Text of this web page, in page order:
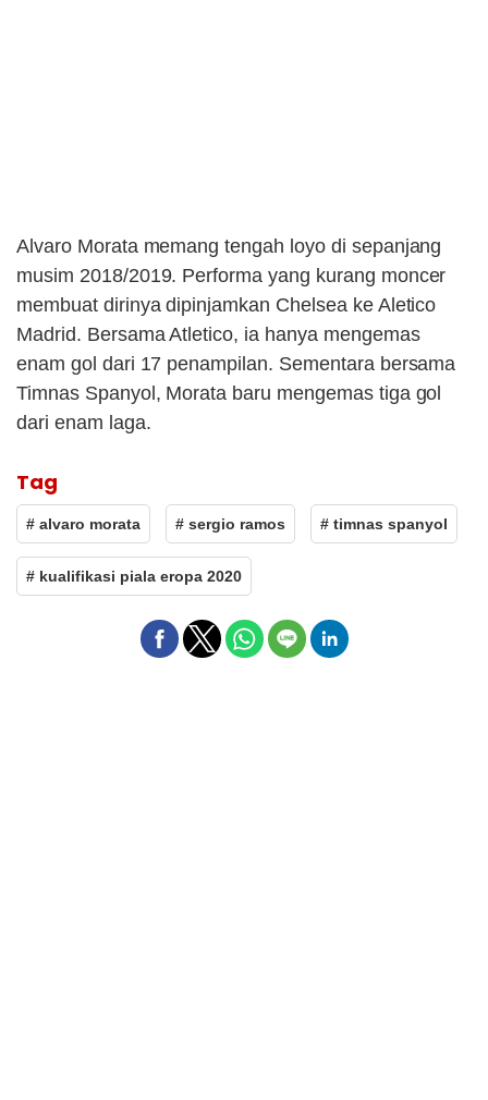
Alvaro Morata memang tengah loyo di sepanjang
musim 2018/2019. Performa yang kurang moncer
membuat dirinya dipinjamkan Chelsea ke Aletico
Madrid. Bersama Atletico, ia hanya mengemas
enam gol dari 17 penampilan. Sementara bersama
Timnas Spanyol, Morata baru mengemas tiga gol
dari enam laga.
Tag
# alvaro morata # sergio ramos # timnas spanyol
# kualifikasi piala eropa 2020